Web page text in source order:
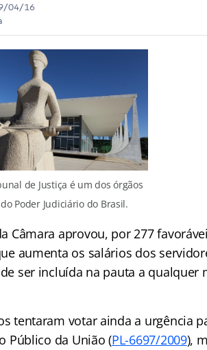
04/16
de Justiça é um dos órgãos
Poder Judiciário do Brasil.
Câmara aprovou, por 277
aumenta os salários dos
ser incluída na pauta a qualquer
tentaram votar ainda a urgência
Público da União (PL-6697/2009),